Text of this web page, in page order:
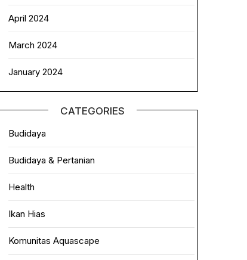
April 2024
March 2024
January 2024
CATEGORIES
Budidaya
Budidaya & Pertanian
Health
Ikan Hias
Komunitas Aquascape